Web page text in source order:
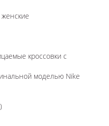
кроссовки с
моделью Nike